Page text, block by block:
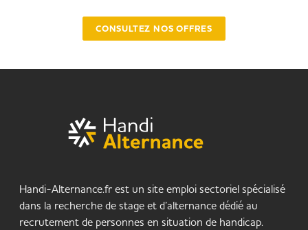
CONSULTEZ NOS OFFRES
Handi-Alternance.fr est un site emploi sectoriel spécialisé
dans la recherche de stage et d’alternance dédié au
recrutement de personnes en situation de handicap.